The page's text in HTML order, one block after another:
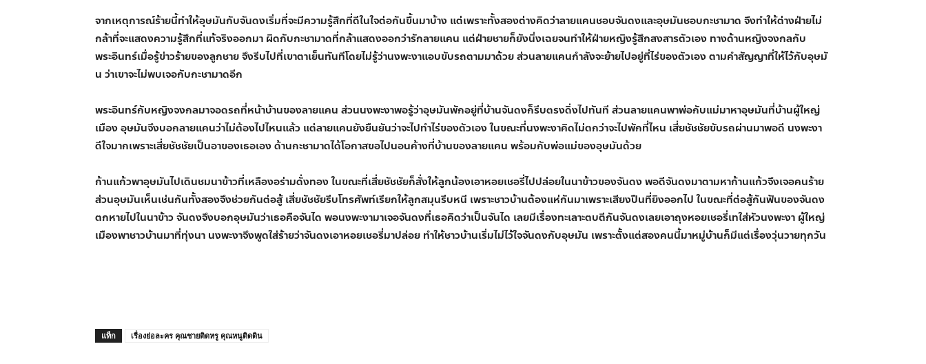
จากเหตุการณ์ร้ายนี้ทำให้อุษมันกับจันดงเริ่มที่จะมีความรู้สึกที่ดีในใจต่อกันขึ้นมาบ้าง แต่เพราะทั้งสองต่างคิดว่าลายแคนชอบจันดงและอุษมันชอบกะชามาด จึงทำให้ต่างฝ่ายไม่
กล้าที่จะแสดงความรู้สึกที่แท้จริงออกมา ผิดกับกะชามาดที่กล้าแสดงออกว่ารักลายแคน แต่ฝ่ายชายก็ยังนิ่งเฉยจนทำให้ฝ่ายหญิงรู้สึกสงสารตัวเอง ทางด้านหญิงจงกลกับ
พระอินทร์เมื่อรู้ข่าวร้ายของลูกชาย จึงรีบไปที่เขาตาเย็นทันทีโดยไม่รู้ว่านงพะงาแอบขับรถตามมาด้วย ส่วนลายแคนกำลังจะย้ายไปอยู่ที่ไร่ของตัวเอง ตามคำสัญญาที่ให้ไว้กับอุษมั
น ว่าเขาจะไม่พบเจอกับกะชามาดอีก
พระอินทร์กับหญิงจงกลมาจอดรถที่หน้าบ้านของลายแคน ส่วนนงพะงาพอรู้ว่าอุษมันพักอยู่ที่บ้านจันดงก็รีบตรงดิ่งไปทันที ส่วนลายแคนพาพ่อกับแม่มาหาอุษมันที่บ้านผู้ใหญ่
เมือง อุษมันจึงบอกลายแคนว่าไม่ต้องไปไหนแล้ว แต่ลายแคนยังยืนยันว่าจะไปทำไร่ของตัวเอง ในขณะที่นงพะงาคิดไม่ตกว่าจะไปพักที่ไหน เสี่ยชัชชัยขับรถผ่านมาพอดี นงพะงา
ดีใจมากเพราะเสี่ยชัชชัยเป็นอาของเธอเอง ด้านกะชามาดได้โอกาสขอไปนอนค้างที่บ้านของลายแคน พร้อมกับพ่อแม่ของอุษมันด้วย
ก้านแก้วพาอุษมันไปเดินชมนาข้าวที่เหลืองอร่ามดั่งทอง ในขณะที่เสี่ยชัชชัยก็สั่งให้ลูกน้องเอาหอยเชอรี่ไปปล่อยในนาข้าวของจันดง พอดีจันดงมาตามหาก้านแก้วจึงเจอคนร้าย
ส่วนอุษมันเห็นเช่นกันทั้งสองจึงช่วยกันต่อสู้ เสี่ยชัชชัยรีบโทรศัพท์เรียกให้ลูกสมุนรีบหนี เพราะชาวบ้านต้องแห่กันมาเพราะเสียงปืนที่ยิงออกไป ในขณะที่ต่อสู้กันฟันของจันดง
ตกหายไปในนาข้าว จันดงจึงบอกอุษมันว่าเธอคือจันได พอนงพะงามาเจอจันดงที่เธอคิดว่าเป็นจันได เลยมีเรื่องทะเลาะตบตีกันจันดงเลยเอาถุงหอยเชอรี่เทใส่หัวนงพะงา ผู้ใหญ่
เมืองพาชาวบ้านมาที่ทุ่งนา นงพะงาจึงพูดใส่ร้ายว่าจันดงเอาหอยเชอรี่มาปล่อย ทำให้ชาวบ้านเริ่มไม่ไว้ใจจันดงกับอุษมัน เพราะตั้งแต่สองคนนี้มาหมู่บ้านก็มีแต่เรื่องวุ่นวายทุกวัน
แท็ก เรื่องย่อละคร คุณชายติดหรู คุณหนูติดดิน